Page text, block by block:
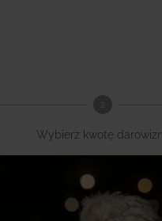
Wybierz kwotę